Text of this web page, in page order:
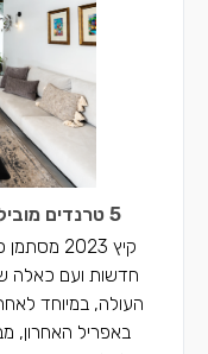
5 טרנדים מובילים בתחום העיצוב לקיץ 2023
קיץ 2023
חדשות ועם כאלה
העולה, במיוחד
באפריל האחרון,